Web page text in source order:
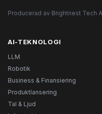
Producerad av Brightnest Tech
AI-TEKNOLOGI
LLM
Robotik
Business & Finansiering
Produktlansering
Tal & Ljud